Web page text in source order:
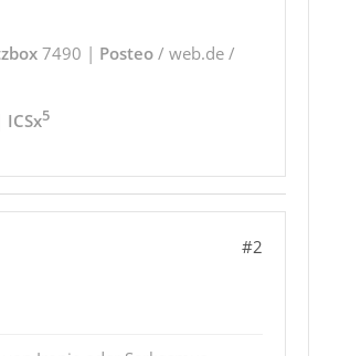
7490 | Posteo/ web.de /
5
#2